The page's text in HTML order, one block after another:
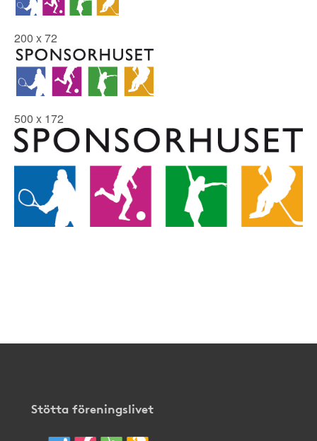
200 x 72
500 x 172
Stötta föreningslivet